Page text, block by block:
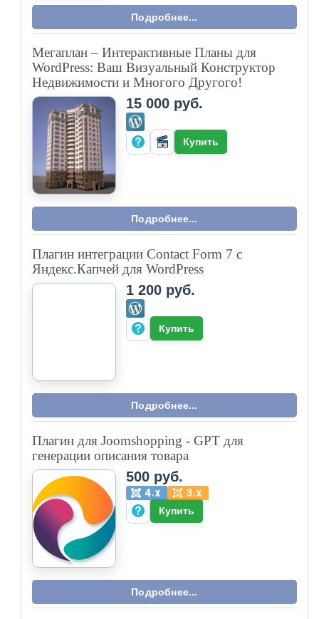
Интерактивная веб-шахматка для продажи
квартир застройщиков
20 000 руб.
Модуль «Скидки от цены и на N товар» для
Купить
Электронный Школьный дневник Компонент
Тренажер по ментальной арифметике —
плагин для WordPress